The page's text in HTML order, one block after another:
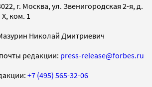
г. Москва, ул. Звенигородская 2-я, д.
ком. 1
Николай Дмитриевич
редакции: press-release@forbes.ru
+7 (495) 565-32-06